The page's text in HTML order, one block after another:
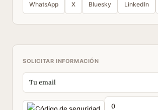
WhatsApp X Bluesky LinkedIn
SOLICITAR INFORMACIÓN